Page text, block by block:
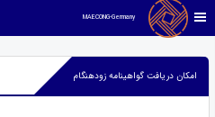
MAECONG-Germany
امکان دریافت گواهینامه زودهنگام